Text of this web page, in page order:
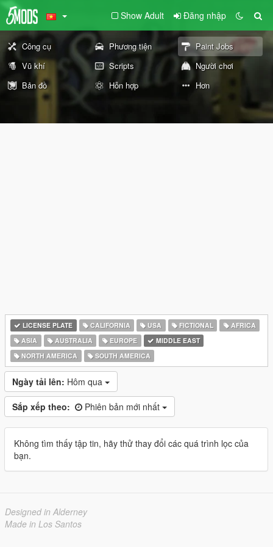
Show Adult Đăng nhập
Công cụ Phương tiện
Paint Jobs
Vũ khí
Scripts
Người chơi
Bản đồ
Hỗn hợp Hơn
LICENSE PLATE CALIFORNIA USA FICTIONAL
AFRICA
ASIA
AUSTRALIA EUROPE
MIDDLE EAST
NORTH AMERICA
SOUTH AMERICA
Ngày tải lên: Hôm qua
Sắp xếp theo: Phiên bản mới nhất
Không tìm thấy tập tin, hãy thử thay đổi các quá trình lọc của
bạn.
Designed in Alderney
Made in Los Santos